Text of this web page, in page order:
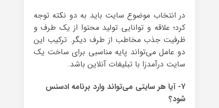
در انتخاب موضوع سایت باید به دو نکته توجه
کرد؛ علاقه و توانایی تولید محتوا از یک طرف و
ظرفیت جذب مخاطب از طرف دیگر. ترکیب این
دو عامل می‌تواند پایه مناسبی برای ساخت یک
سایت درآمدزا با تبلیغات آنلاین باشد.
۷- آیا هر سایتی می‌تواند وارد برنامه ادسنس
شود؟